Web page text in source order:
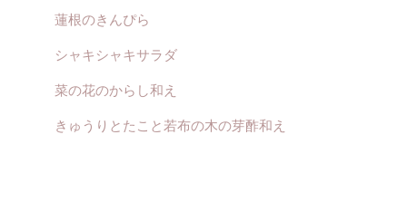
蓮根のきんぴら
シャキシャキサラダ
菜の花のからし和え
きゅうりとたこと若布の木の芽酢和え